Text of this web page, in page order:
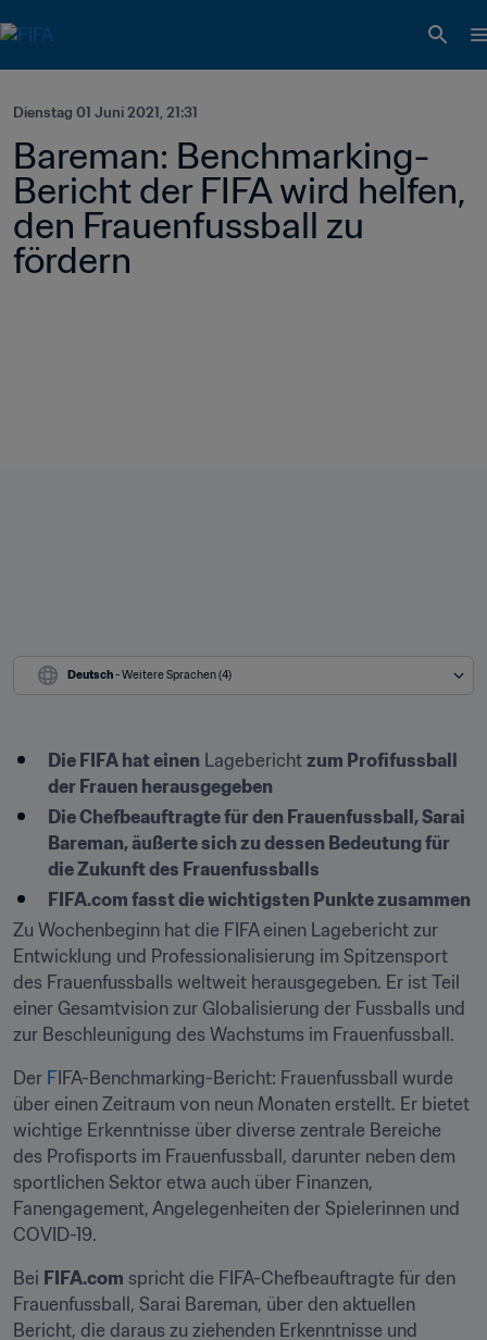
Dienstag 01 Juni 2021, 21:31
Bareman: Benchmarking-
Bericht der FIFA wird helfen,
den Frauenfussball zu
fördern
Deutsch - Weitere Sprachen (4)
Die FIFA hat einen Lagebericht zum Profifussball
der Frauen herausgegeben
Die Chefbeauftragte für den Frauenfussball, Sarai
Bareman, äußerte sich zu dessen Bedeutung für
die Zukunft des Frauenfussballs
FIFA.com fasst die wichtigsten Punkte zusammen
Zu Wochenbeginn hat die FIFA einen Lagebericht zur
Entwicklung und Professionalisierung im Spitzensport
des Frauenfussballs weltweit herausgegeben. Er ist Teil
einer Gesamtvision zur Globalisierung der Fussballs und
zur Beschleunigung des Wachstums im Frauenfussball.
Der F IFA-Benchmarking-Bericht: Frauenfussball wurde
über einen Zeitraum von neun Monaten erstellt. Er bietet
wichtige Erkenntnisse über diverse zentrale Bereiche
des Profisports im Frauenfussball, darunter neben dem
sportlichen Sektor etwa auch über Finanzen,
Fanengagement, Angelegenheiten der Spielerinnen und
COVID-19.
Bei FIFA.com spricht die FIFA-Chefbeauftragte für den
Frauenfussball, Sarai Bareman, über den aktuellen
Bericht, die daraus zu ziehenden Erkenntnisse und